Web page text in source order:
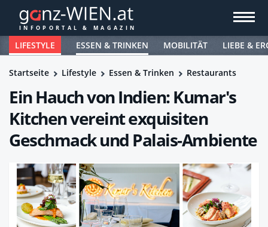
LIFESTYLE ESSEN & TRINKEN MOBILITÄT LIEBE &
Startseite Lifestyle Essen & Trinken Restaurants
Ein Hauch von Indien: Kumar's
Kitchen vereint exquisiten
Geschmack und Palais-Ambiente